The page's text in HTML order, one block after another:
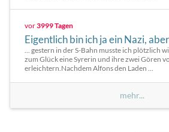
vor3999 Tagen
Eigentlich bin ich ja ein Nazi,
... gestern in der S-Bahn musste ich plötzlich
zum Glück eine Syrerin und ihre zwei Gören
erleichtern.Nachdem Alfons den Laden ...
mehr...